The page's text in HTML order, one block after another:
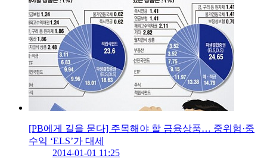
[PB에게 길을 묻다] 주목해야 할 금융상품… 중위험·중
수익 ‘ELS’가 대세
2014-01-01 11:25